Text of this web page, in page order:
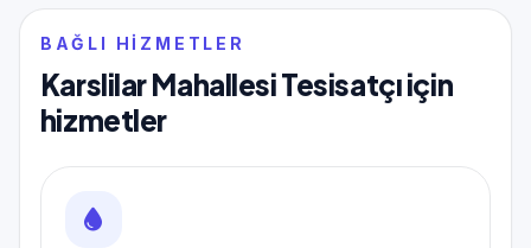
BAĞLI HIZMETLER
Karslilar Mahallesi Tesisatçı için
hizmetler